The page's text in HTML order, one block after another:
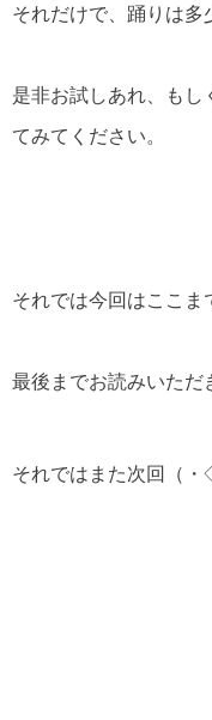
それだけで、踊りは多
是非お試しあれ、も
てみてください。
それでは今回はここま
最後までお読みいただ
それではまた次回（・